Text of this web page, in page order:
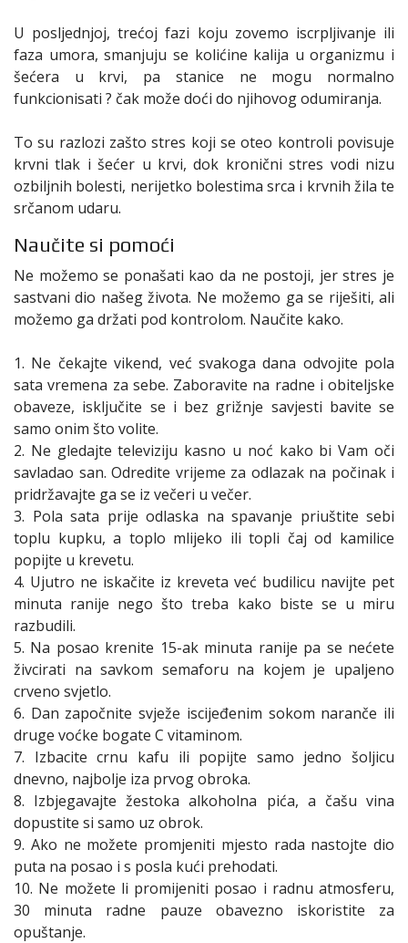
U posljednjoj, trećoj fazi koju zovemo iscrpljivanje ili
faza umora, smanjuju se kolićine kalija u organizmu i
šećera u krvi, pa stanice ne mogu normalno
funkcionisati ? čak može doći do njihovog odumiranja.
To su razlozi zašto stres koji se oteo kontroli povisuje
krvni tlak i šećer u krvi, dok kronični stres vodi nizu
ozbiljnih bolesti, nerijetko bolestima srca i krvnih žila te
srčanom udaru.
Naučite si pomoći
Ne možemo se ponašati kao da ne postoji, jer stres je
sastvani dio našeg života. Ne možemo ga se riješiti, ali
možemo ga držati pod kontrolom. Naučite kako.
1. Ne čekajte vikend, već svakoga dana odvojite pola
sata vremena za sebe. Zaboravite na radne i obiteljske
obaveze, isključite se i bez grižnje savjesti bavite se
samo onim što volite.
2. Ne gledajte televiziju kasno u noć kako bi Vam oči
savladao san. Odredite vrijeme za odlazak na počinak i
pridržavajte ga se iz večeri u večer.
3. Pola sata prije odlaska na spavanje priuštite sebi
toplu kupku, a toplo mlijeko ili topli čaj od kamilice
popijte u krevetu.
4. Ujutro ne iskačite iz kreveta već budilicu navijte pet
minuta ranije nego što treba kako biste se u miru
razbudili.
5. Na posao krenite 15-ak minuta ranije pa se nećete
živcirati na savkom semaforu na kojem je upaljeno
crveno svjetlo.
6. Dan započnite svježe iscijeđenim sokom naranče ili
druge voćke bogate C vitaminom.
7. Izbacite crnu kafu ili popijte samo jedno šoljicu
dnevno, najbolje iza prvog obroka.
8. Izbjegavajte žestoka alkoholna pića, a čašu vina
dopustite si samo uz obrok.
9. Ako ne možete promjeniti mjesto rada nastojte dio
puta na posao i s posla kući prehodati.
10. Ne možete li promijeniti posao i radnu atmosferu,
30 minuta radne pauze obavezno iskoristite za
opuštanje.